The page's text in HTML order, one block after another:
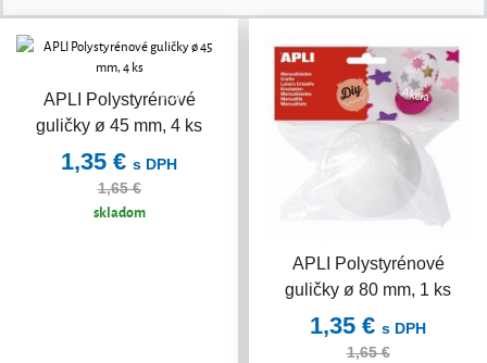
APLI Polystyrénové
guličky ø 45 mm, 4 ks
Akcia
1,35 € s DPH
1,65 €
skladom
APLI Polystyrénové
guličky ø 80 mm, 1 ks
Akcia
1,35 € s DPH
1,65 €